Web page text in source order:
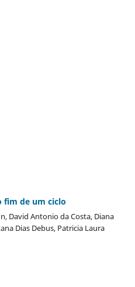
fim de um ciclo
David Antonio da Costa, Diana
Dias Debus, Patricia Laura